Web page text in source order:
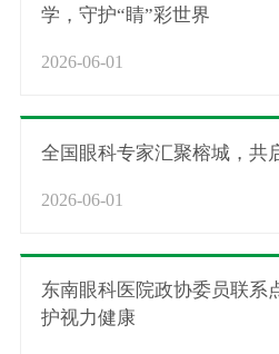
学，守护“睛”彩世界
2026-06-01
全国眼科专家汇聚榕城，共
2026-06-01
东南眼科医院政协委员联系
护视力健康